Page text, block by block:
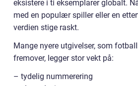
eksistere i ti eksemplarer globalt.
med en populær spiller eller en
verdien stige raskt.
Mange nyere utgivelser, som
fremover, legger stor vekt på:
– tydelig nummerering